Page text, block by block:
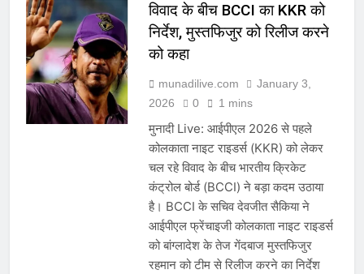
विवाद के बीच BCCI का KKR को
निर्देश, मुस्तफिजुर को रिलीज करने
को कहा
munadilive.com
January 3,
2026
0 1 mins
मुनादी Live: आईपीएल 2026 से पहले
कोलकाता नाइट राइडर्स (KKR) को लेकर
चल रहे विवाद के बीच भारतीय क्रिकेट
कंट्रोल बोर्ड (BCCI) ने बड़ा कदम उठाया
है। BCCI के सचिव देवजीत सैकिया ने
आईपीएल फ्रेंचाइजी कोलकाता नाइट राइडर्स
को बांग्लादेश के तेज गेंदबाज मुस्तफिजुर
रहमान को टीम से रिलीज करने का निर्देश